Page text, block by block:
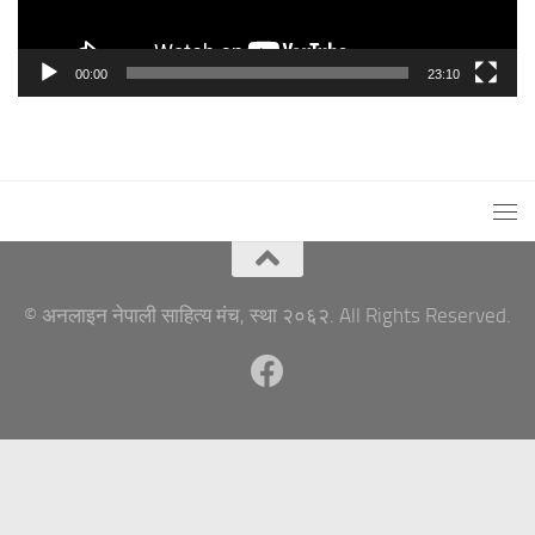
00:00 23:10
© अनलाइन नेपाली साहित्य मंच, स्था २०६२. All Rights Reserved.